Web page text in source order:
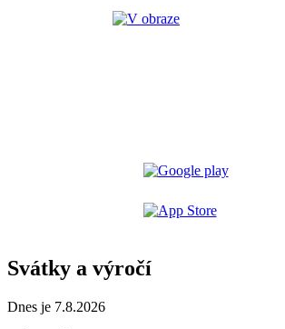
Svátky a výročí
Dnes je 7.8.2026